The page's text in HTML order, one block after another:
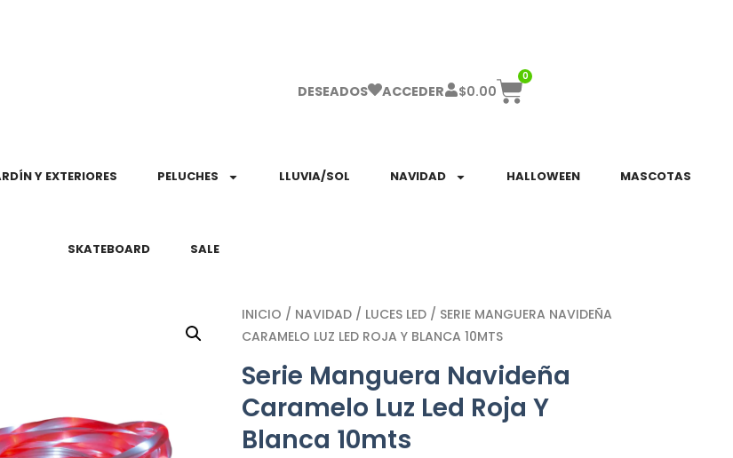
DESEADOS ACCEDER $0.00
0
Y EXTERIORES PELUCHES LLUVIA/SOL NAVIDAD HALLOWEEN MASCOTAS
SKATEBOARD SALE
INICIO / NAVIDAD / LUCES LED / SERIE MANGUERA NAVIDEÑA
CARAMELO LUZ LED ROJA Y BLANCA 10MTS
Serie Manguera Navideña
Caramelo Luz Led Roja Y
Blanca 10mts